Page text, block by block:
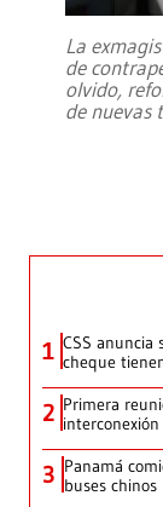
La
de
olvido,
de nuevas
1 CSS anuncia
cheque
2 Primera
3 Panamá
buses chinos